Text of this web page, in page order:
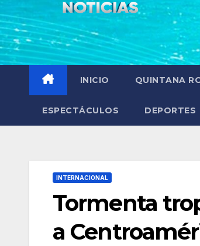
INICIO QUINTANA
ESPECTÁCULOS DEPORTES
INTERNACIONAL
Tormenta
a